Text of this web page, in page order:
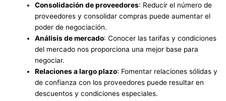
Consolidación de proveedores: Reducir el número de
proveedores y consolidar compras puede aumentar el
poder de negociación.
Análisis de mercado: Conocer las tarifas y condiciones
del mercado nos proporciona una mejor base para
negociar.
Relaciones a largo plazo: Fomentar relaciones sólidas y
de confianza con los proveedores puede resultar en
descuentos y condiciones especiales.